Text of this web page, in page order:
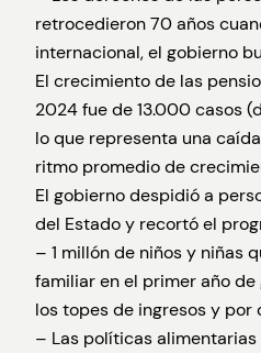
retrocedieron 70 años
internacional, el gobierno
El crecimiento de las
2024 fue de 13.000 casos
lo que representa una
ritmo promedio de
El gobierno despidió a
del Estado y recortó el
– 1 millón de niños y niñas
familiar en el primer año
los topes de ingresos y por
– Las políticas